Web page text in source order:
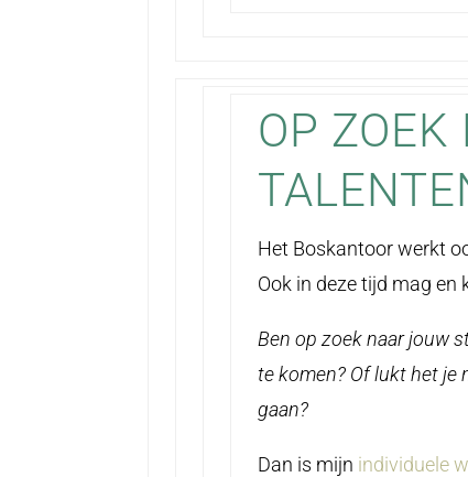
OP
Het Boskantoor werkt
Ook in deze tijd mag en
Ben op zoek naar jouw
te komen? Of lukt het je
gaan?
Dan is mijn individuele